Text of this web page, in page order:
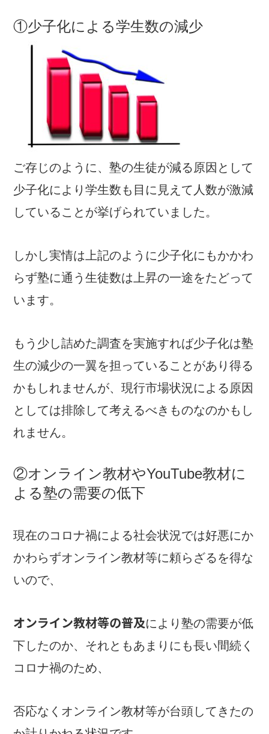
①少子化による学生数の減少
ご存じのように、塾の生徒が減る原因として
少子化により学生数も目に見えて人数が激減
していることが挙げられていました。
しかし実情は上記のように少子化にもかかわ
らず塾に通う生徒数は上昇の一途をたどって
います。
もう少し詰めた調査を実施すれば少子化は塾
生の減少の一翼を担っていることがあり得る
かもしれませんが、現行市場状況による原因
としては排除して考えるべきものなのかもし
れません。
②オンライン教材やYouTube教材に
よる塾の需要の低下
現在のコロナ禍による社会状況では好悪にか
かわらずオンライン教材等に頼らざるを得な
いので、
オンライン教材等の普及により塾の需要が低
下したのか、それともあまりにも長い間続く
コロナ禍のため、
否応なくオンライン教材等が台頭してきたの